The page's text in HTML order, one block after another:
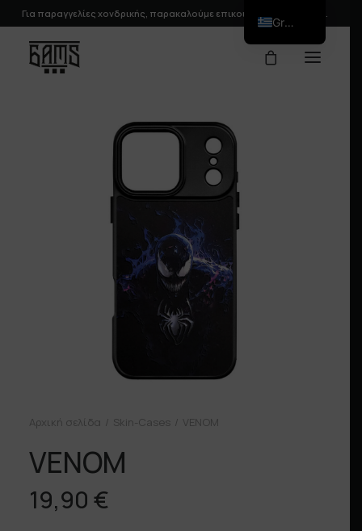
Για παραγγελίες χονδρικής, παρακαλούμε επικοινωνήστε μαζί μας.
Αρχική σελίδα Skin-Cases VENOM
VENOM
19,90 €
Greek